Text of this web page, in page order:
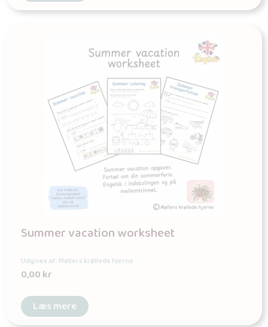
Summer vacation worksheet
Udgives af: Møllers krøllede hjerne
0,00kr
Læs mere